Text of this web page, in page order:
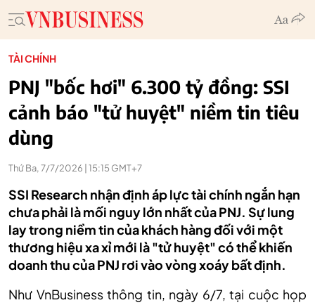
TÀI CHÍNH
PNJ "bốc hơi" 6.300 tỷ đồng: SSI
cảnh báo "tử huyệt" niềm tin tiêu
dùng
Thứ Ba, 7/7/2026 | 15:15 GMT+7
SSI Research nhận định áp lực tài chính ngắn hạn
chưa phải là mối nguy lớn nhất của PNJ. Sự lung
lay trong niềm tin của khách hàng đối với một
thương hiệu xa xỉ mới là "tử huyệt" có thể khiến
doanh thu của PNJ rơi vào vòng xoáy bất định.
Như VnBusiness thông tin, ngày 6/7, tại cuộc họp